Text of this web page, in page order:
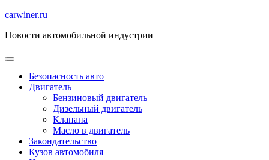
Перейти
содержимому
carwiner.ru
Новости автомобильной индустрии
Безопасность авто
Двигатель
Бензиновый двигатель
Дизельный двигатель
Клапана
Масло в двигатель
Закондательство
Кузов автомобиля